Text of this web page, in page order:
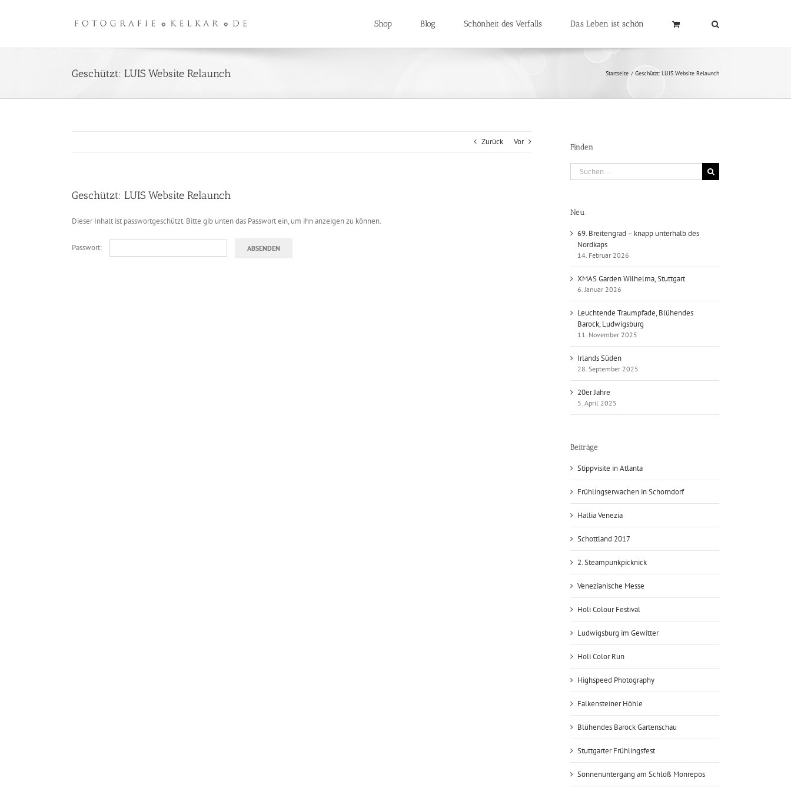
Shop Blog Schönheit des Verfalls Das Leben ist schön
Geschützt: LUIS Website Relaunch Startseite Geschützt: LUIS Website Relaunch
Zurück Vor
Geschützt: LUIS Website Relaunch
Dieser Inhalt ist passwortgeschützt. Bitte gib unten das Passwort ein, um ihn anzeigen zu können.
Passwort:
Finden
Suche
nach:
Neu
69. Breitengrad – knapp unterhalb des
Nordkaps
14. Februar 2026
XMAS Garden Wilhelma, Stuttgart
6. Januar 2026
Leuchtende Traumpfade, Blühendes
Barock, Ludwigsburg
11. November 2025
Irlands Süden
28. September 2025
20er Jahre
5. April 2025
Beiträge
Stippvisite in Atlanta
Frühlingserwachen in Schorndorf
Hallia Venezia
Schottland 2017
2. Steampunkpicknick
Venezianische Messe
Holi Colour Festival
Ludwigsburg im Gewitter
Holi Color Run
Highspeed Photography
Falkensteiner Höhle
Blühendes Barock Gartenschau
Stuttgarter Frühlingsfest
Sonnenuntergang am Schloß Monrepos